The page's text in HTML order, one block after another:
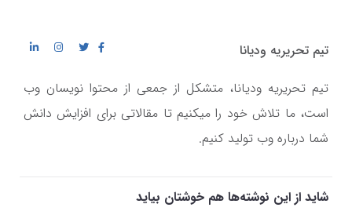
تیم تحریریه ودیانا
تیم تحریریه ودیانا، متشکل از جمعی از محتوا نویسان وب
است، ما تلاش خود را میکنیم تا مقالاتی برای افزایش دانش
شما درباره وب تولید کنیم.
شاید از این نوشته‌ها هم خوشتان بیاید